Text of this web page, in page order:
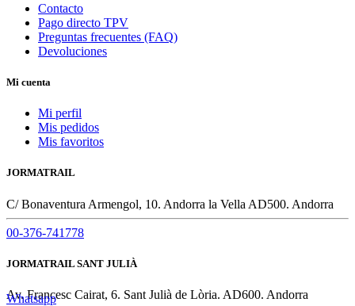
Whatsapp
Contacto
Pago directo TPV
Preguntas frecuentes (FAQ)
Devoluciones
Mi cuenta
Mi perfil
Mis pedidos
Mis favoritos
JORMATRAIL
C/ Bonaventura Armengol, 10. Andorra la Vella AD500. Andorra
00-376-741778
JORMATRAIL SANT JULIÀ
Av. Francesc Cairat, 6. Sant Julià de Lòria. AD600. Andorra